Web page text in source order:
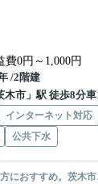
費0円～1,000円
/2階建
木市」駅 徒歩8分
インターネット対応
公共下水
におすすめ。茨木